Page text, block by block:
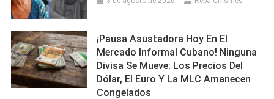
¡Pausa Asustadora Hoy En El
Mercado Informal Cubano! Ninguna
Divisa Se Mueve: Los Precios Del
Dólar, El Euro Y La MLC Amanecen
Congelados